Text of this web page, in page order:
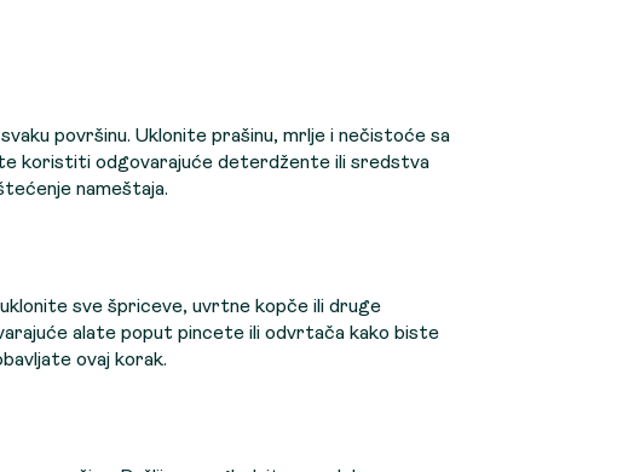
površinu. Uklonite prašinu, mrlje i nečistoće sa
koristiti odgovarajuće deterdžente ili sredstva
nameštaja.
sve špriceve, uvrtne kopče ili druge
alate poput pincete ili odvrtača kako biste
ovaj korak.